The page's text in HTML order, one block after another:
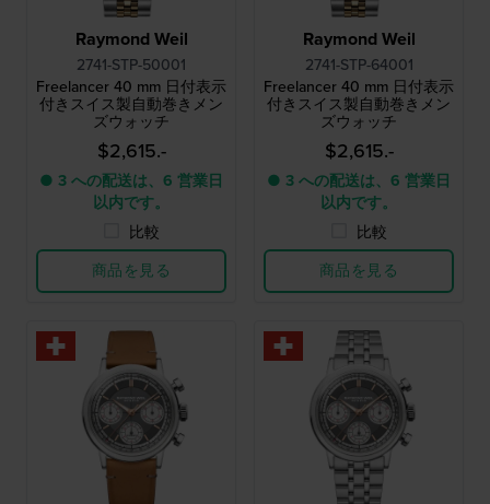
Raymond Weil
2741-STP-50001
Freelancer 40 mm 日付表示
付きスイス製自動巻きメン
ズウォッチ
$2,615.-
● 3 への配送は、6 営業日
以内です。
比較
商品を見る
Raymond Weil
2741-STP-64001
Freelancer 40 mm 日付表示
付きスイス製自動巻きメン
ズウォッチ
$2,615.-
● 3 への配送は、6 営業日
以内です。
比較
商品を見る